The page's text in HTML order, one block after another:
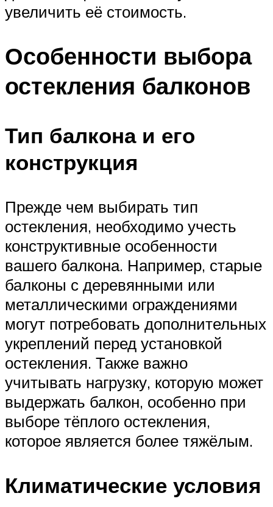
увеличить её стоимость.
Особенности выбора
остекления балконов
Тип балкона и его
конструкция
Прежде чем выбирать тип
остекления, необходимо учесть
конструктивные особенности
вашего балкона. Например, старые
балконы с деревянными или
металлическими ограждениями
могут потребовать дополнительных
укреплений перед установкой
остекления. Также важно
учитывать нагрузку, которую может
выдержать балкон, особенно при
выборе тёплого остекления,
которое является более тяжёлым.
Климатические условия